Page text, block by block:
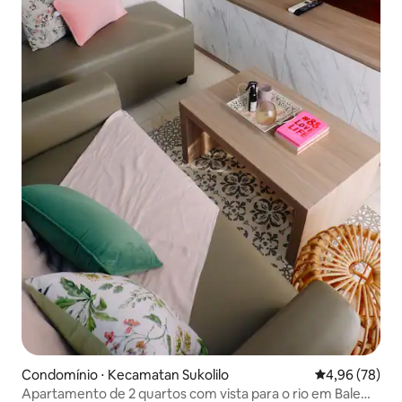
Condomínio ⋅ Kecamatan Sukolilo 4,96 de uma
4,96 (78)
Apartamento de 2 quartos com vista para o rio em Bale